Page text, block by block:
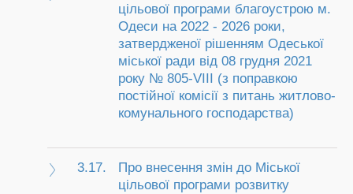
цільової програми благоустрою м.
Одеси на 2022 - 2026 роки,
затвердженої рішенням Одеської
міської ради від 08 грудня 2021
року № 805-VIIІ (з поправкою
постійної комісії з питань житлово-
комунального господарства)
3.17.
Про внесення змін до Міської
цільової програми розвитку